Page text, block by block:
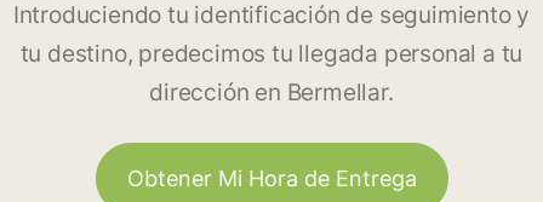
Introduciendo tu identificación de seguimiento y
tu destino, predecimos tu llegada personal a tu
dirección en Bermellar.
Obtener Mi Hora de Entrega